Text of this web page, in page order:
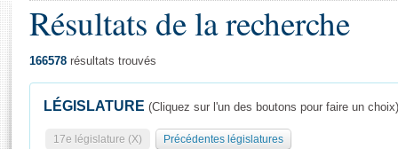
Général
Résultats de la recherche
166578 résultats trouvés
LÉGISLATURE (Cliquez sur l'un des boutons pour faire un choix)
17e législature (X) Précédentes législatures